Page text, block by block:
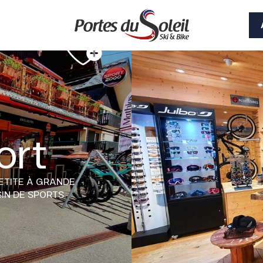
À GRANDE
DE SPORTS